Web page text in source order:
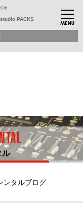
オ
PACKS
ル
ンタルブログ